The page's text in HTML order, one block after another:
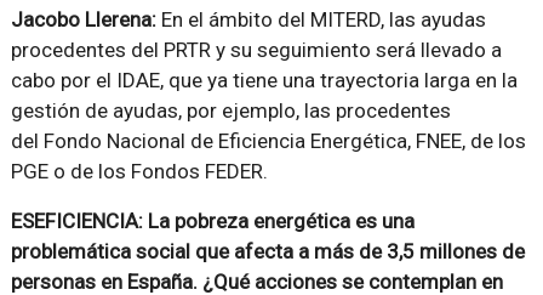
Jacobo Llerena:En el ámbito del MITERD, las ayudas
procedentes del PRTR y su seguimiento será llevado a
cabo por el IDAE, que ya tiene una trayectoria larga en la
gestión de ayudas, por ejemplo, las procedentes
del Fondo Nacional de Eficiencia Energética, FNEE, de los
PGE o de los Fondos FEDER.
ESEFICIENCIA: La pobreza energética es una
problemática social que afecta a más de 3,5 millones de
personas en España. ¿Qué acciones se contemplan en